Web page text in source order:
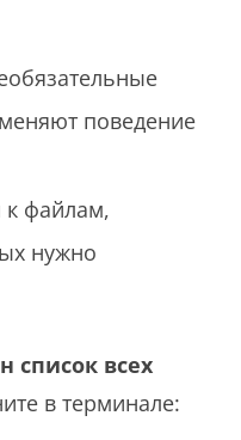
поведение
файлам,
нужно
список всех
в терминале: